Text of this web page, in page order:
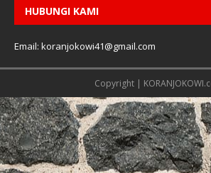
HUBUNGI KAMI
Email: koranjokowi41@gmail.com
Copyright |